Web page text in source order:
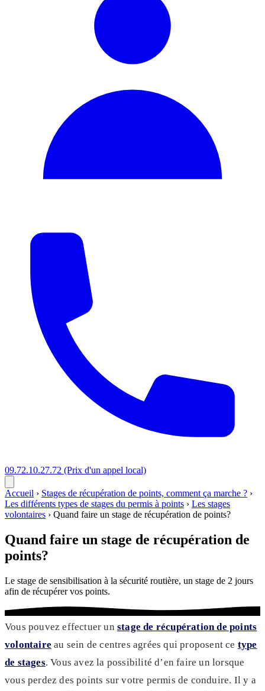
09.72.10.27.72 (Prix d'un appel local)
Accueil › Stages de récupération de points, comment ça marche ? ›
Les différents types de stages du permis à points › Les stages
volontaires › Quand faire un stage de récupération de points?
Quand faire un stage de récupération de
points?
Le stage de sensibilisation à la sécurité routière, un stage de 2 jours
afin de récupérer vos points.
Vous pouvez effectuer un stage de récupération de points
volontaire au sein de centres agrées qui proposent ce type
de stages. Vous avez la possibilité d’en faire un lorsque
vous perdez des points sur votre permis de conduire. Il y a